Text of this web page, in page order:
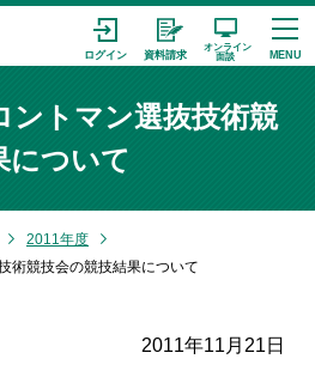
ントマン選抜技術競
について
2011年度
術競技会の競技結果について
2011年11月21日